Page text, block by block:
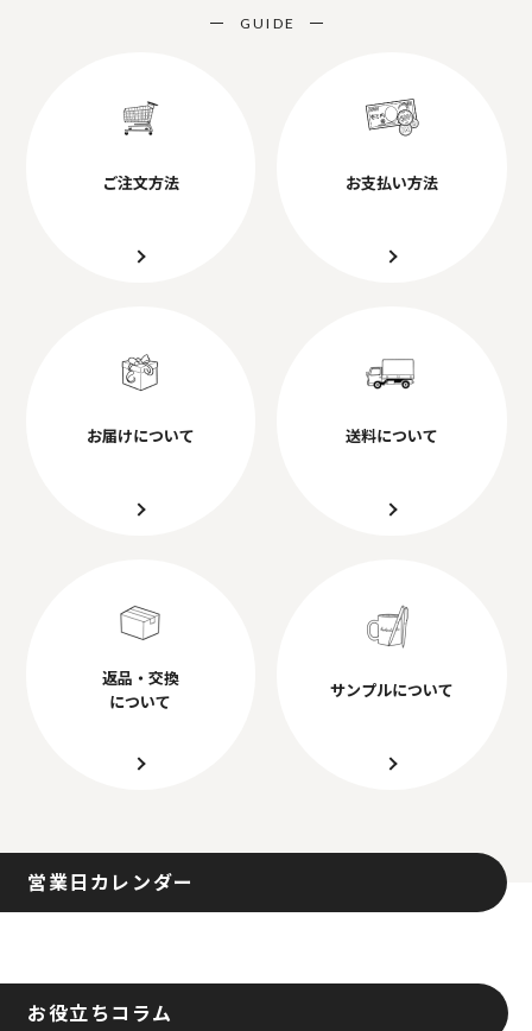
GUIDE
ご注文方法 お支払い方法
お届けについて 送料について
返品・交換
について
サンプルについて
営業日カレンダー
お役立ちコラム